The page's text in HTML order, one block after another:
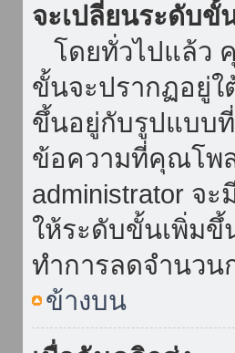
จะเปลี่ยนระดับขั้
โดยทั่วไปแล้ว
ขั้นจะปรากฏอยู่
ขึ้นอยู่กับรูปแบบ
ข้อความที่คุณโพส
administrator จ
ให้ระดับขั้นเพิ่มขึ้
ทำการลดจำนว
ข้างบน